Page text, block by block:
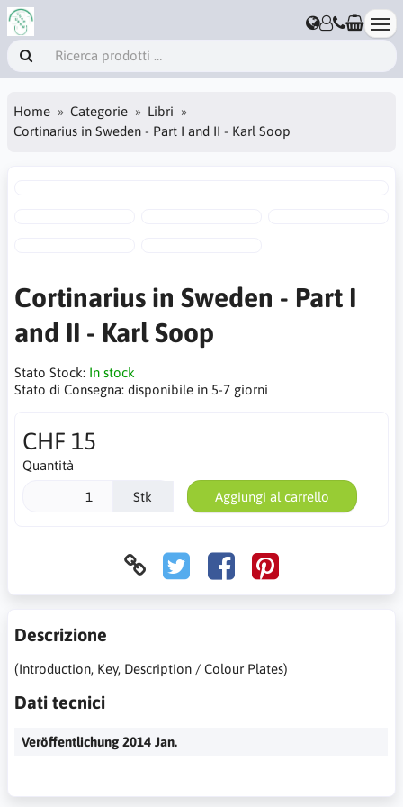
Home Categorie
Libri
Cortinarius in Sweden - Part I and II - Karl Soop
Cortinarius in Sweden - Part I
and II - Karl Soop
Stato Stock: In stock
Stato di Consegna: disponibile in 5-7 giorni
CHF 15
Quantità
Stk Aggiungi al carrello
Descrizione
(Introduction, Key, Description / Colour Plates)
Dati tecnici
Veröffentlichung 2014 Jan.